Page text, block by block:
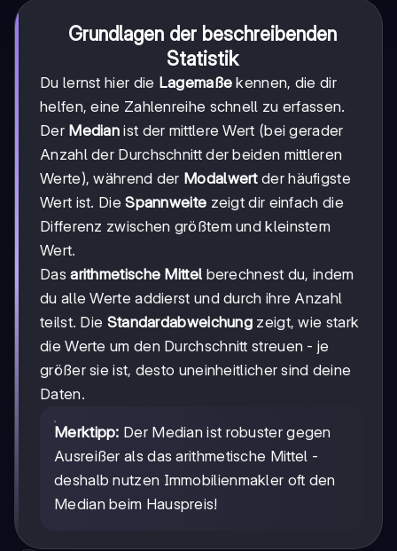
Grundlagen der beschreibenden
Statistik
Du lernst hier die Lagemaße kennen, die dir
helfen, eine Zahlenreihe schnell zu erfassen.
Der Median ist der mittlere Wert (bei gerader
Anzahl der Durchschnitt der beiden mittleren
Werte), während der Modalwertder häufigste
Wert ist. DieSpannweite zeigt dir einfach die
Differenz zwischen größtem und kleinstem
Wert.
Dasarithmetische Mittel berechnest du, indem
du alle Werte addierst und durch ihre Anzahl
teilst. Die Standardabweichung zeigt, wie stark
die Werte um den Durchschnitt streuen - je
größer sie ist, desto uneinheitlicher sind deine
Daten.
Merktipp: Der Median ist robuster gegen
Ausreißer als das arithmetische Mittel -
deshalb nutzen Immobilienmakler oft den
Median beim Hauspreis!